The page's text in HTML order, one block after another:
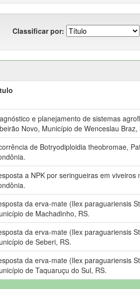
Classificar por:
e planejamento de sistemas
Novo, Município de Wenceslau
de Botryodiploidia theobromae,
a NPK por seringueiras em
da erva-mate (Ilex paraguariensis
de Machadinho, RS.
da erva-mate (Ilex paraguariensis
de Seberi, RS.
da erva-mate (Ilex paraguariensis
de Taquaruçu do Sul, RS.